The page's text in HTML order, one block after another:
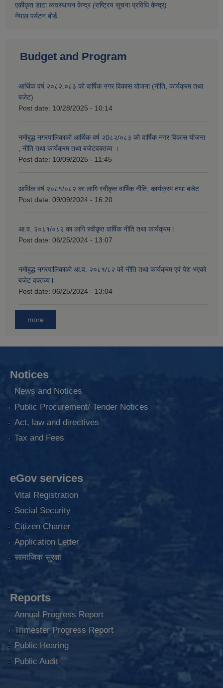
एकीकृत डाटा व्यवस्थापन केन्द्र (राष्ट्रिय सूचना प्रविधि केन्द्र)
नेपाल पर्यटन बोर्ड
Budget and Program
आर्थिक वर्ष २०८२.०८३ को वार्षिक नगर विकास योजना (नीति, कार्यक्रम तथा
बजेट)
Post date: 10/28/2025 - 10:14
नमोबुद्ध नगरपालिकाको आर्थिक वर्ष २0८२/०८३ को वार्षिक नगर विकास योजना
, नीति तथा कार्यक्रम तथा बजेटवक्तव्य ।
Post date: 10/09/2025 - 11:45
आर्थिक वर्ष २०८१/०८२ का लागि स्वीकृत वार्षिक नीति, कार्यक्रम तथा बजेट
Post date: 09/09/2024 - 16:20
आ.व. २०८१/०८२ का लागि स्वीकृत वार्षिक नीति तथा कार्यक्रम l
Post date: 06/25/2024 - 13:07
नमोबुद्ध नगरपालिकाको आ‍.व. २०८१/८२ को नीति तथा कार्यक्रम एवं पेश भएको
बजेट वक्तव्य l
Post date: 06/25/2024 - 13:04
more
Notices
News and Notices
Public Procurement/ Tender Notices
Act, law and directives
Tax and Fees
eGov services
Vital Registration
Social Security
Citizen Charter
Application Letter
सामाजिक सुरक्षा
Reports
Annual Progress Report
Trimester Progress Report
Public Hearing
Public Audit